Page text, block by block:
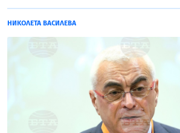
НИКОЛЕТА ВАСИЛЕВА